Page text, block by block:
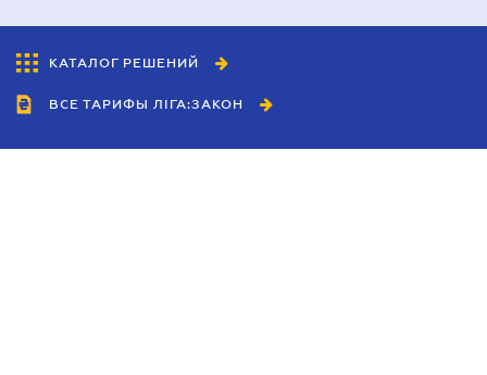
КАТАЛОГ РЕШЕНИЙ
ВСЕ ТАРИФЫ ЛІГА:ЗАКОН